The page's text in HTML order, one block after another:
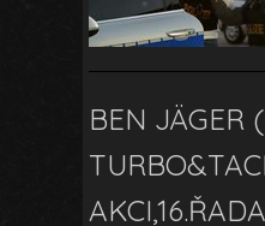
BEN JÄGER